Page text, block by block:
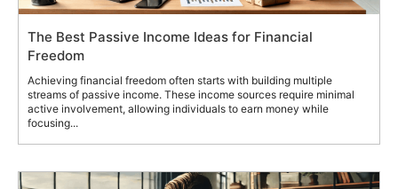
The Best Passive Income Ideas for Financial
Freedom
Achieving financial freedom often starts with building multiple
streams of passive income. These income sources require minimal
active involvement, allowing individuals to earn money while
focusing...